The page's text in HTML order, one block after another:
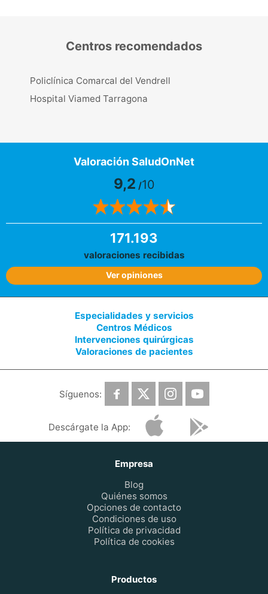
Centros recomendados
Policlínica Comarcal del Vendrell
Hospital Viamed Tarragona
Valoración SaludOnNet
9,2 /10
171.193
valoraciones recibidas
Ver opiniones
Especialidades y servicios
Centros Médicos
Intervenciones quirúrgicas
Valoraciones de pacientes
Síguenos:
Descárgate la App:
Empresa
Blog
Quiénes somos
Opciones de contacto
Condiciones de uso
Política de privacidad
Política de cookies
Productos